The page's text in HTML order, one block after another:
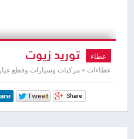
عطاء توريد زيوت
عطاءات » مركبات وسيارات وقطع غيار